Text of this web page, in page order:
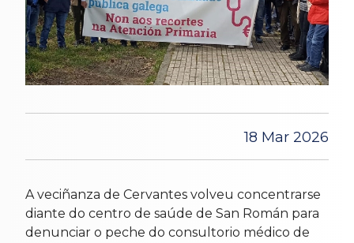
18 Mar 2026
A veciñanza de Cervantes volveu concentrarse
diante do centro de saúde de San Román para
denunciar o peche do consultorio médico de